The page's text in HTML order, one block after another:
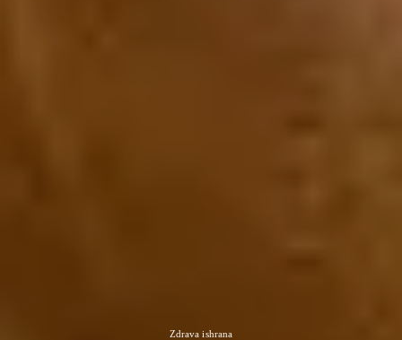
Zdrava ishrana